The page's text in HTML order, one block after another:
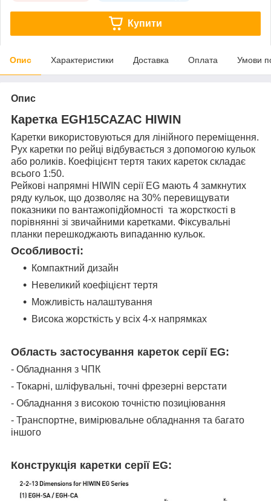
Купити
Опис Характеристики Доставка Оплата Умови
Опис
Каретка EGH15CAZAC HIWIN
Каретки використовуються для лінійного переміщення.
Рух каретки по рейці відбувається з допомогою кульок
або роликів. Коефіцієнт тертя таких кареток складає
всього 1:50.
Рейкові напрямні HIWIN серії EG мають 4 замкнутих
ряду кульок, що дозволяє на 30% перевищувати
показники по вантажопідйомності та жорсткості в
порівнянні зі звичайними каретками. Фіксувальні
планки перешкоджають випаданню кульок.
Особливості:
Компактний дизайн
Невеликий коефіцієнт тертя
Можливість налаштування
Висока жорсткість у всіх 4-х напрямках
Область застосування кареток серії EG:
- Обладнання з ЧПК
- Токарні, шліфувальні, точні фрезерні верстати
- Обладнання з високою точністю позиціювання
- Транспортне, вимірювальне обладнання та багато
іншого
Конструкція каретки серії EG: